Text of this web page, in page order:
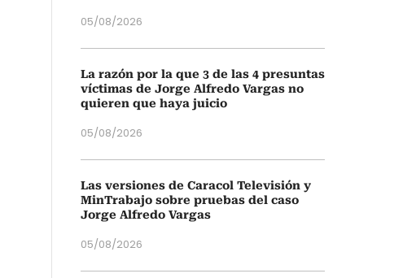
05/08/2026
La razón por la que 3 de las 4 presuntas
víctimas de Jorge Alfredo Vargas no
quieren que haya juicio
05/08/2026
Las versiones de Caracol Televisión y
MinTrabajo sobre pruebas del caso
Jorge Alfredo Vargas
05/08/2026